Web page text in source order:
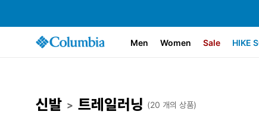
Men Women Sale HIKE
신발 > 트레일러닝 (20 개의 상품)